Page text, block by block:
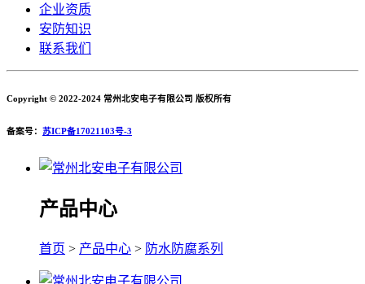
企业资质
安防知识
联系我们
Copyright © 2022-2024 常州北安电子有限公司 版权所有
备案号： 苏ICP备17021103号-3
产品中心
首页 > 产品中心 > 防水防腐系列